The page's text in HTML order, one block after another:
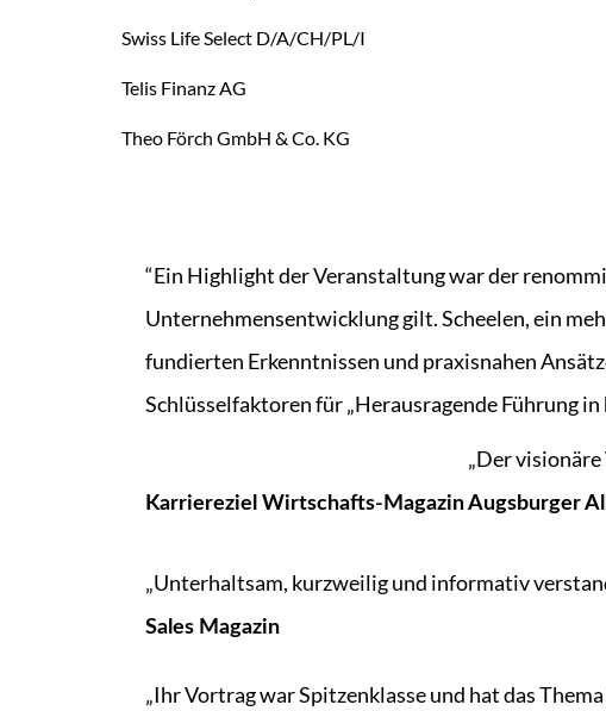
Swiss Life Select D/A/CH/PL/I
Telis Finanz AG
Theo Förch GmbH & Co. KG
“Ein Highlight der Veranstaltung war der
Unternehmensentwicklung gilt. Scheelen, ein
fundierten Erkenntnissen und praxisnahen
Schlüsselfaktoren für „Herausragende Führung
Karriereziel Wirtschafts-Magazin
„Der
Augsburger
„Unterhaltsam, kurzweilig und informativ
Sales Magazin
„Ihr Vortrag war Spitzenklasse und hat das